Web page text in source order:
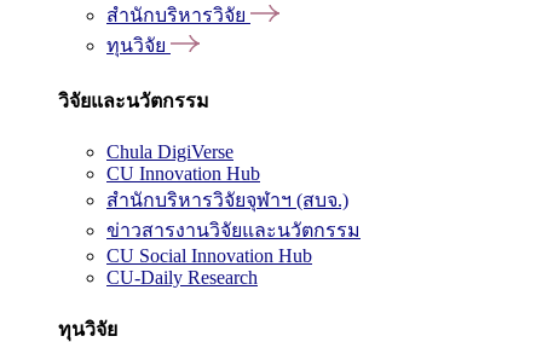
สำนักบริหารวิจัย
ทุนวิจัย
วิจัยและนวัตกรรม
Chula DigiVerse
CU Innovation Hub
สำนักบริหารวิจัยจุฬาฯ (สบจ.)
ข่าวสารงานวิจัยและนวัตกรรม
CU Social Innovation Hub
CU-Daily Research
ทุนวิจัย